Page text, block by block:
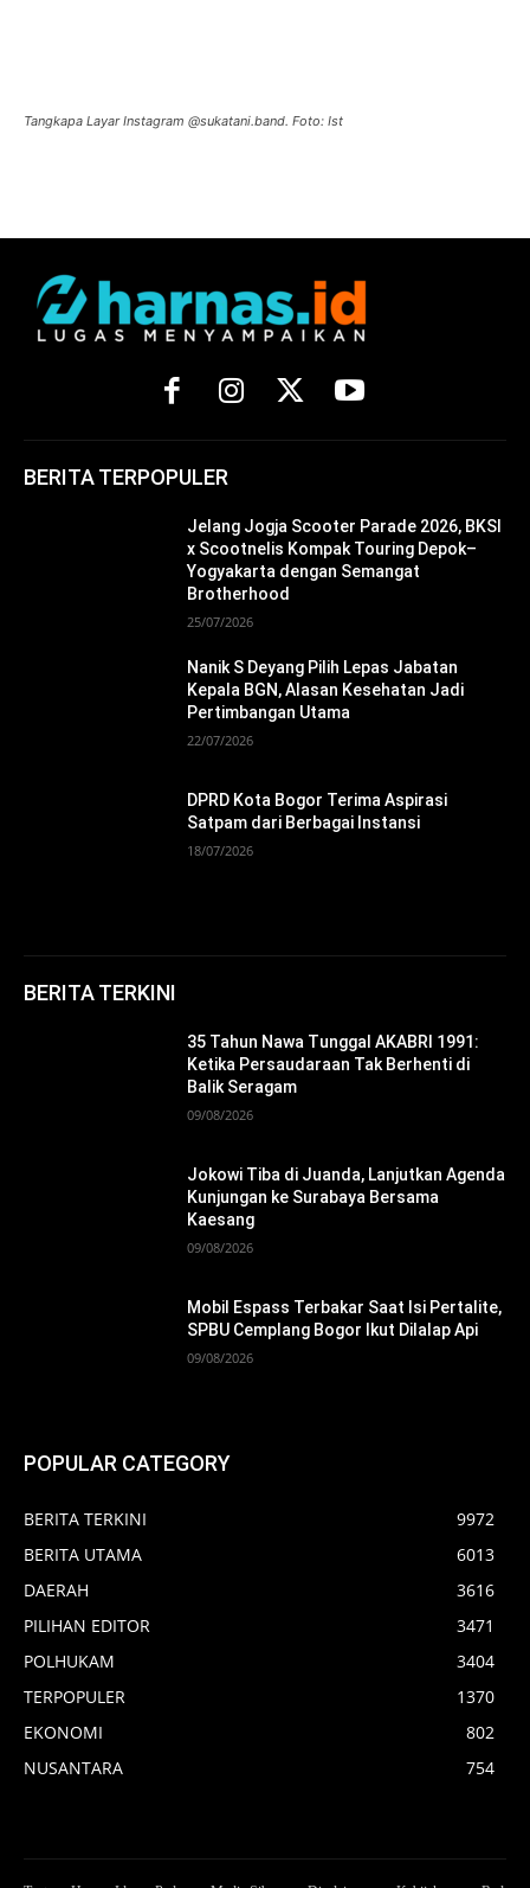
Tangkapa Layar Instagram @sukatani.band. Foto: Ist
BERITA TERPOPULER
Jelang Jogja Scooter Parade 2026, BKSI
x Scootnelis Kompak Touring Depok–
Yogyakarta dengan Semangat
Brotherhood
25/07/2026
Nanik S Deyang Pilih Lepas Jabatan
Kepala BGN, Alasan Kesehatan Jadi
Pertimbangan Utama
22/07/2026
DPRD Kota Bogor Terima Aspirasi
Satpam dari Berbagai Instansi
18/07/2026
BERITA TERKINI
35 Tahun Nawa Tunggal AKABRI 1991:
Ketika Persaudaraan Tak Berhenti di
Balik Seragam
09/08/2026
Jokowi Tiba di Juanda, Lanjutkan Agenda
Kunjungan ke Surabaya Bersama
Kaesang
09/08/2026
Mobil Espass Terbakar Saat Isi Pertalite,
SPBU Cemplang Bogor Ikut Dilalap Api
09/08/2026
POPULAR CATEGORY
BERITA TERKINI
9972
BERITA UTAMA
6013
DAERAH
3616
PILIHAN EDITOR
3471
POLHUKAM
3404
TERPOPULER
1370
EKONOMI
802
NUSANTARA
754